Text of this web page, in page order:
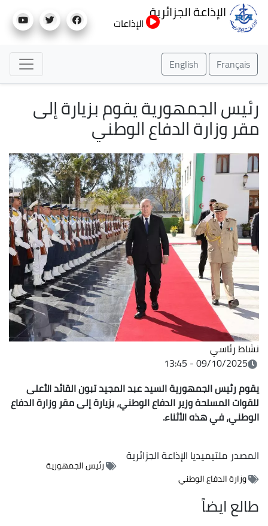
إلى
الإذاعة الجزائرية
الإذاعات
Français
English
رئيس الجمهورية يقوم بزيارة إلى
مقر وزارة الدفاع الوطني
نشاط رئاسي
09/10/2025 - 13:45
يقوم رئيس الجمهورية السيد عبد المجيد تبون القائد الأعلى
للقوات المسلحة وزير الدفاع الوطني، بزيارة إلى مقر وزارة الدفاع
الوطني، في هذه الأثناء.
المصدرملتيميديا الإذاعة الجزائرية
رئيس الجمهورية
وزارة الدفاع الوطني
طالع ايضاً